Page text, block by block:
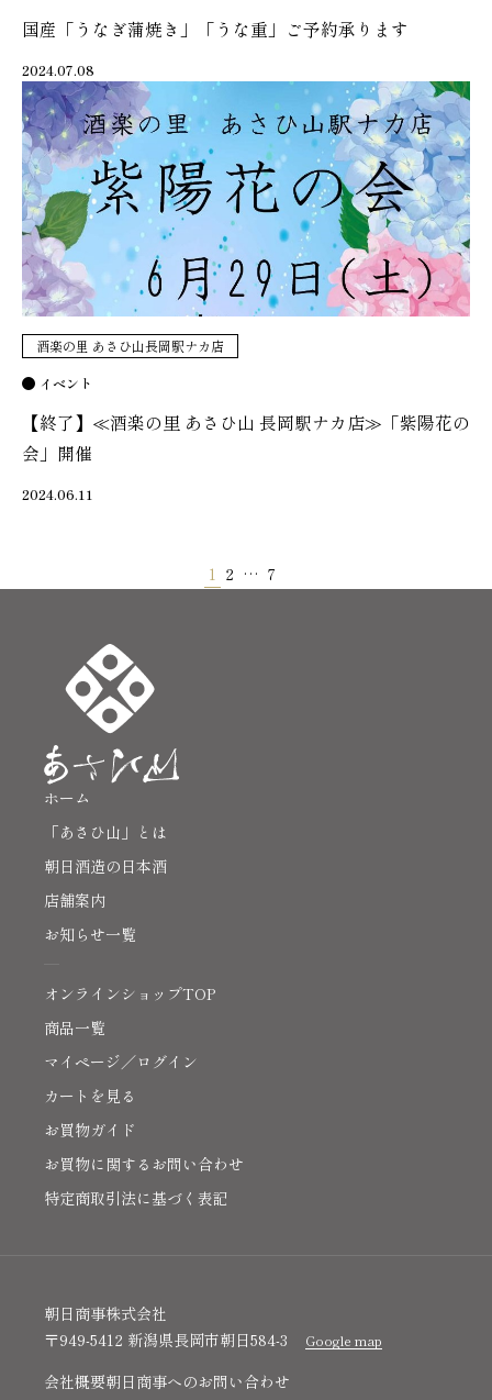
国産「うなぎ蒲焼き」「うな重」ご予約承ります
2024.07.08
酒楽の里 あさひ山長岡駅ナカ店
イベント
【終了】≪酒楽の里 あさひ山 長岡駅ナカ店≫「紫陽花の
会」開催
2024.06.11
1 2 … 7
ホーム
「あさひ山」とは
朝日酒造の日本酒
店舗案内
お知らせ一覧
オンラインショップTOP
商品一覧
マイページ／ログイン
カートを見る
お買物ガイド
お買物に関するお問い合わせ
特定商取引法に基づく表記
朝日商事株式会社
〒949-5412 新潟県長岡市朝日584-3
Google map
会社概要朝日商事へのお問い合わせ